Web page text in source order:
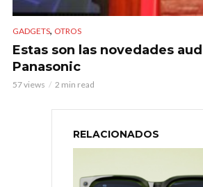
GADGETS, OTROS
Estas son las novedades
Panasonic
57 views 2 min read
RELACIONADOS